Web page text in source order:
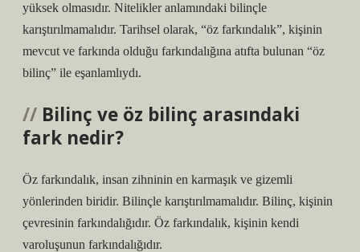
yüksek olmasıdır. Nitelikler anlamındaki bilinçle
karıştırılmamalıdır. Tarihsel olarak, “öz farkındalık”, kişinin
mevcut ve farkında olduğu farkındalığına atıfta bulunan “öz
bilinç” ile eşanlamlıydı.
Bilinç ve öz bilinç arasındaki
fark nedir?
Öz farkındalık, insan zihninin en karmaşık ve gizemli
yönlerinden biridir. Bilinçle karıştırılmamalıdır. Bilinç, kişinin
çevresinin farkındalığıdır. Öz farkındalık, kişinin kendi
varoluşunun farkındalığıdır.